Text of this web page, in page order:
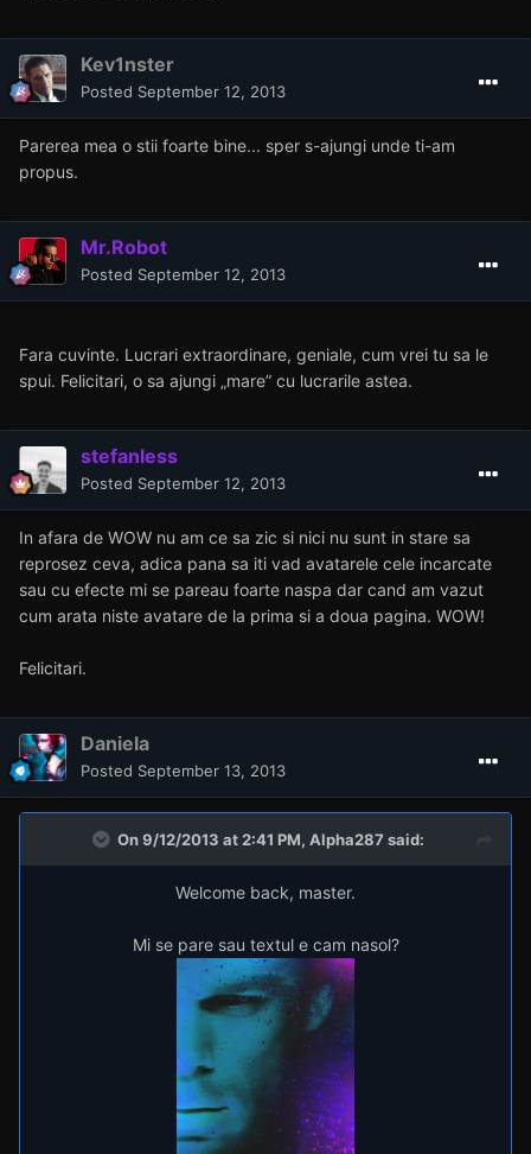
Kev1nster
Posted September 12, 2013
Parerea mea o stii foarte bine... sper s-ajungi unde ti-am
propus.
Mr.Robot
Posted September 12, 2013
Fara cuvinte. Lucrari extraordinare, geniale, cum vrei tu sa le
PostedSeptember 12, 2013
reprosez ceva, adica pana sa iti vad avatarele cele incarcate
sau cu efecte mi se pareau foarte naspa dar cand am vazut
cum arata niste avatare de la prima si a doua pagina. WOW!
September 13, 2013
On 9/12/2013 at 2:41 PM, Alpha287 said:
Welcome back, master.